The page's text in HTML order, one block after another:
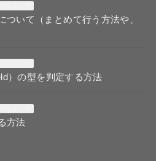
ついて（まとめて行う方法や、
）の型を判定する方法
方法